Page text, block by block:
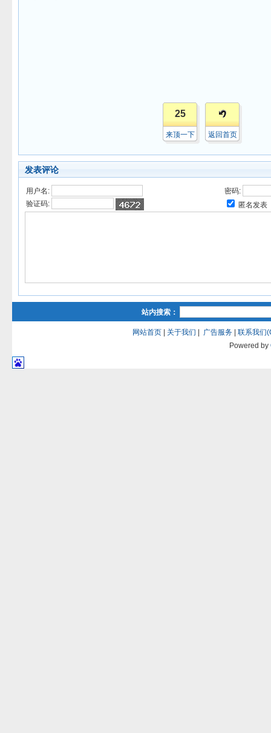
25
来顶一下 返回首页
发表评论
用户名:
密码:
验证码:
匿名发表
站内搜索：
网站首页| 关于我们 广告服务| 联系我们
Powered by